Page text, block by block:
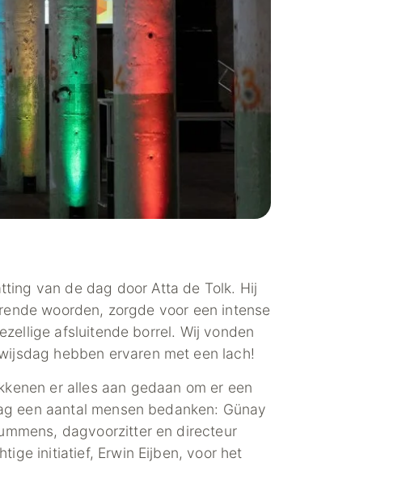
van de dag door Atta de Tolk. Hij
woorden, zorgde voor een intense
afsluitende borrel. Wij vonden
hebben ervaren met een lach!
er alles aan gedaan om er een
een aantal mensen bedanken: Günay
dagvoorzitter en directeur
initiatief, Erwin Eijben, voor het